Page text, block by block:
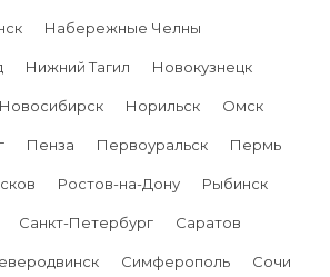
Набережные Челны
Нижний Тагил Новокузнецк
Новосибирск Норильск Омск
Пенза Первоуральск Пермь
Ростов-на-Дону Рыбинск
Санкт-Петербург Саратов
Симферополь Сочи